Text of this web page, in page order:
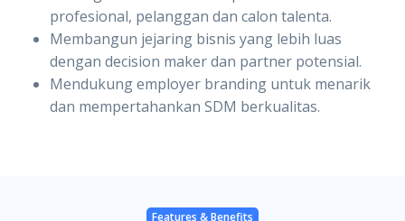
profesional, pelanggan dan calon talenta.
Membangun jejaring bisnis yang lebih luas
dengan decision maker dan partner potensial.
Mendukung employer branding untuk menarik
dan mempertahankan SDM berkualitas.
Features & Benefits